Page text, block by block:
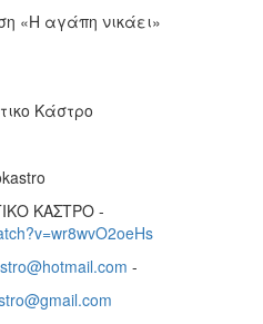
«Η αγάπη νικάει»
Κάστρο
ΚΑΣΤΡΟ -
-